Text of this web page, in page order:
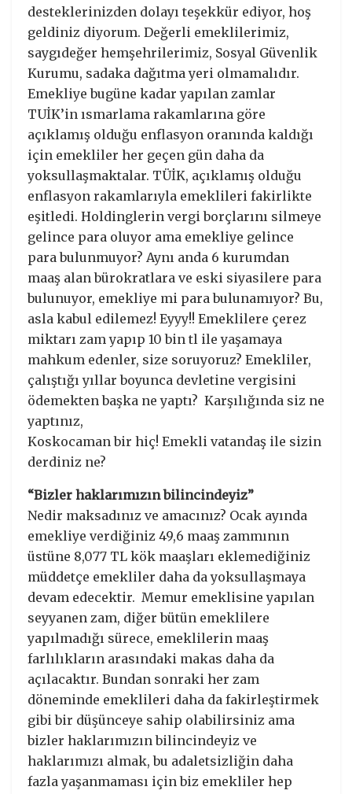
desteklerinizden dolayı teşekkür ediyor, hoş
geldiniz diyorum. Değerli emeklilerimiz,
saygıdeğer hemşehrilerimiz, Sosyal Güvenlik
Kurumu, sadaka dağıtma yeri olmamalıdır.
Emekliye bugüne kadar yapılan zamlar
TUİK’in ısmarlama rakamlarına göre
açıklamış olduğu enflasyon oranında kaldığı
için emekliler her geçen gün daha da
yoksullaşmaktalar. TÜİK, açıklamış olduğu
enflasyon rakamlarıyla emeklileri fakirlikte
eşitledi. Holdinglerin vergi borçlarını silmeye
gelince para oluyor ama emekliye gelince
para bulunmuyor? Aynı anda 6 kurumdan
maaş alan bürokratlara ve eski siyasilere para
bulunuyor, emekliye mi para bulunamıyor? Bu,
asla kabul edilemez! Eyyy!! Emeklilere çerez
miktarı zam yapıp 10 bin tl ile yaşamaya
mahkum edenler, size soruyoruz? Emekliler,
çalıştığı yıllar boyunca devletine vergisini
ödemekten başka ne yaptı? Karşılığında siz ne
yaptınız,
Koskocaman bir hiç! Emekli vatandaş ile sizin
derdiniz ne?
“Bizler haklarımızın bilincindeyiz”
Nedir maksadınız ve amacınız? Ocak ayında
emekliye verdiğiniz 49,6 maaş zammının
üstüne 8,077 TL kök maaşları eklemediğiniz
müddetçe emekliler daha da yoksullaşmaya
devam edecektir. Memur emeklisine yapılan
seyyanen zam, diğer bütün emeklilere
yapılmadığı sürece, emeklilerin maaş
farlılıkların arasındaki makas daha da
açılacaktır. Bundan sonraki her zam
döneminde emeklileri daha da fakirleştirmek
gibi bir düşünceye sahip olabilirsiniz ama
bizler haklarımızın bilincindeyiz ve
haklarımızı almak, bu adaletsizliğin daha
fazla yaşanmaması için biz emekliler hep